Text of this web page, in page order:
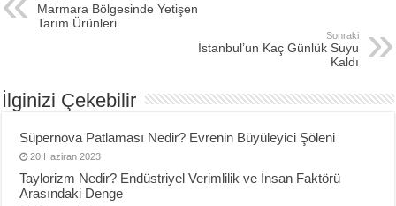
Marmara Bölgesinde Yetişen
Tarım Ürünleri
Sonraki
İstanbul’un Kaç Günlük Suyu
Kaldı
İlginizi Çekebilir
Süpernova Patlaması Nedir? Evrenin Büyüleyici Şöleni
20 Haziran 2023
Taylorizm Nedir? Endüstriyel Verimlilik ve İnsan Faktörü
Arasındaki Denge